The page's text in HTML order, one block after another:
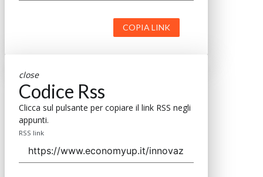
COPIA LINK
close
Codice Rss
Clicca sul pulsante per copiare il link RSS negli
appunti.
RSS link